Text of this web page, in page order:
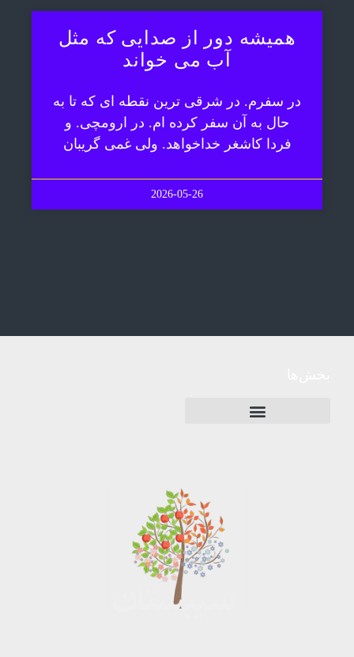
همیشه دور از صدایی که مثل
آب می خواند
در سفرم. در شرقی ترین نقطه ای که تا به
حال به آن سفر کرده ام. در ارومچی. و
فردا کاشغر خداخواهد. ولی غمی گریبان
2026-05-26